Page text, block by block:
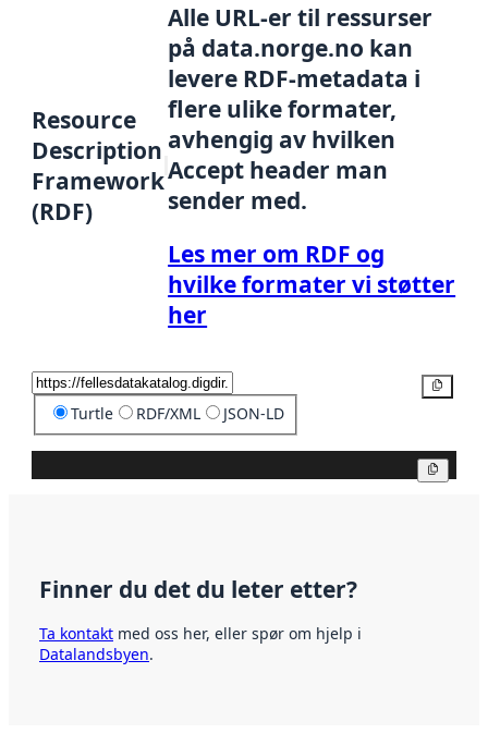
Resource
Description
Framework
(RDF)
Alle URL-er til ressurser
på data.norge.no kan
levere RDF-metadata i
flere ulike formater,
avhengig av hvilken
Accept header man
sender med.
Les mer om RDF og
hvilke formater vi støtter
her
Turtle RDF/XML JSON-LD
Finner du det du leter etter?
Ta kontakt med oss her, eller spør om hjelp i
Datalandsbyen.